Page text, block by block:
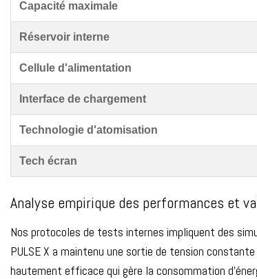
Capacité maximale
Réservoir interne
Cellule d'alimentation
Interface de chargement
Technologie d'atomisation
Tech écran
Analyse empirique des performances et
Nos protocoles de tests internes impliquent des
PULSE X a maintenu une sortie de tension
hautement efficace qui gère la consommation